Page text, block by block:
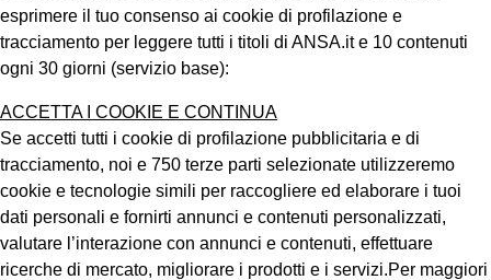
esprimere il tuo consenso ai cookie di profilazione e
tracciamento per leggere tutti i titoli di ANSA.it e 10 contenuti
ogni 30 giorni (servizio base):
ACCETTA I COOKIE E CONTINUA
Se accetti tutti i cookie di profilazione pubblicitaria e di
tracciamento, noi e 750 terze parti selezionate utilizzeremo
cookie e tecnologie simili per raccogliere ed elaborare i tuoi
dati personali e fornirti annunci e contenuti personalizzati,
valutare l’interazione con annunci e contenuti, effettuare
ricerche di mercato, migliorare i prodotti e i servizi.Per maggiori